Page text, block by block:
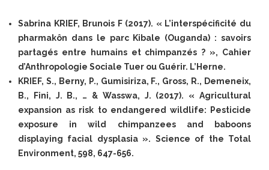
Sabrina KRIEF, Brunois F (2017). « L’interspécificité du
pharmakôn dans le parc Kibale (Ouganda) : savoirs
partagés entre humains et chimpanzés ? », Cahier
d’Anthropologie Sociale Tuer ou Guérir. L’Herne.
KRIEF, S., Berny, P., Gumisiriza, F., Gross, R., Demeneix,
B., Fini, J. B., … & Wasswa, J. (2017). « Agricultural
expansion as risk to endangered wildlife: Pesticide
exposure in wild chimpanzees and baboons
displaying facial dysplasia ». Science of the Total
Environment, 598, 647-656.